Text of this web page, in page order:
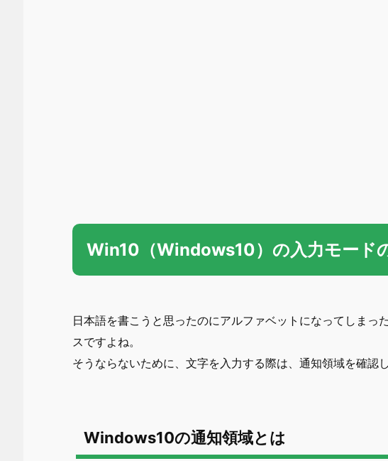
Win10（Windows10）の入力モード
日本語を書こうと思ったのにアルファベットになってしまっ
スですよね。
そうならないために、文字を入力する際は、通知領域を確認し
Windows10の通知領域とは